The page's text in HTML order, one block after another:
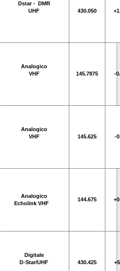
Dstar - DMR
UHF
430.050
Analogico
VHF
145.7875 -
Analogico
VHF
145.625 -
Analogico
Echolink VHF
144.675
Digitale
D-Star/UHF
430.425